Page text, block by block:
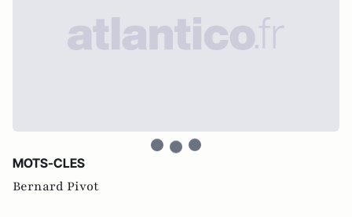
MOTS-CLES
Bernard Pivot